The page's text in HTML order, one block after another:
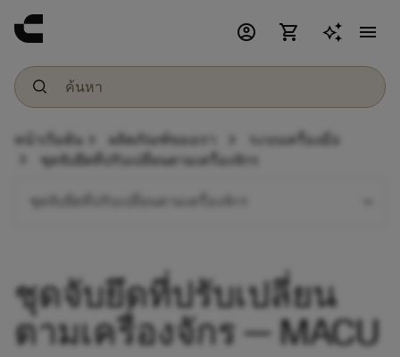
account_circle shopping_cart menu
หน้าเริ่มต้น chevron_right ผลิตภัณฑ์ของเรา chevron_right ระบบเครื่องมือ
ชุดจับยึดที่ปรับเปลี่ยนตามเครื่องจักร
ชุดจับยึดที่ปรับเปลี่ยน
ตามเครื่องจักร — MACU